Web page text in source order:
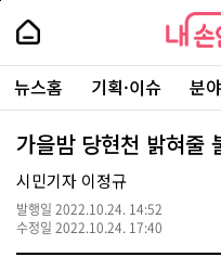
본
로
가
내
손
안
에
서
울
-
서
울
시
대
표
소
내
손
에
울
주
요
서
뉴스홈 기획·이슈 분
가을밤 당현천 밝혀줄
시민기자 이정규
발행일 2022.10.24. 14:52
수정일 2022.10.24. 17:40
페
상
단
로